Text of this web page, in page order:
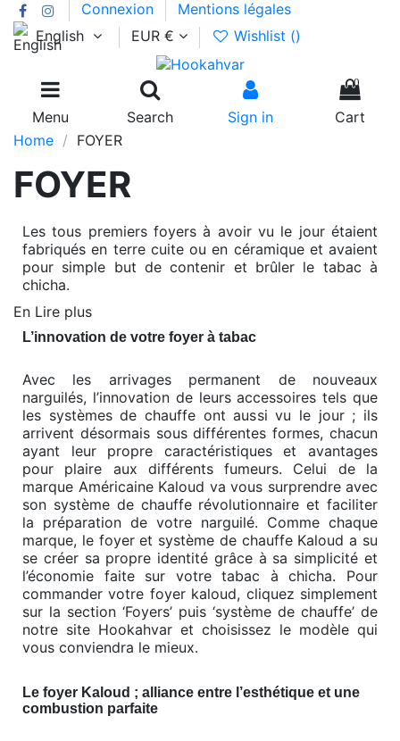
Connexion
Mentions légales
English
EUR € Wishlist ()
Menu Search Sign in
0
Cart
Home
FOYER
FOYER
Les tous premiers foyers à avoir vu le jour étaient
fabriqués en terre cuite ou en céramique et avaient
pour simple but de contenir et brûler le tabac à
chicha.
En Lire plus
L’innovation de votre foyer à tabac
Avec les arrivages permanent de nouveaux
narguilés, l’innovation de leurs accessoires tels que
les systèmes de chauffe ont aussi vu le jour ; ils
arrivent désormais sous différentes formes, chacun
ayant leur propre caractéristiques et avantages
pour plaire aux différents fumeurs. Celui de la
marque Américaine Kaloud va vous surprendre avec
son système de chauffe révolutionnaire et faciliter
la préparation de votre narguilé. Comme chaque
marque, le foyer et système de chauffe Kaloud a su
se créer sa propre identité grâce à sa simplicité et
l’économie faite sur votre tabac à chicha. Pour
commander votre foyer kaloud, cliquez simplement
sur la section ‘Foyers’ puis ‘système de chauffe’ de
notre site Hookahvar et choisissez le modèle qui
vous conviendra le mieux.
Le foyer Kaloud ; alliance entre l’esthétique et une
combustion parfaite